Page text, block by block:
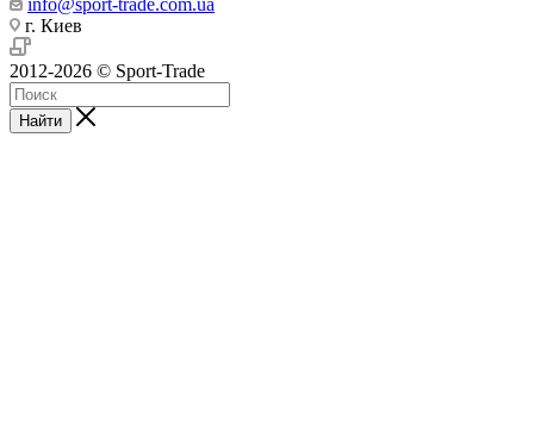
г. Киев
2012-2026 © Sport-Trade
Найти